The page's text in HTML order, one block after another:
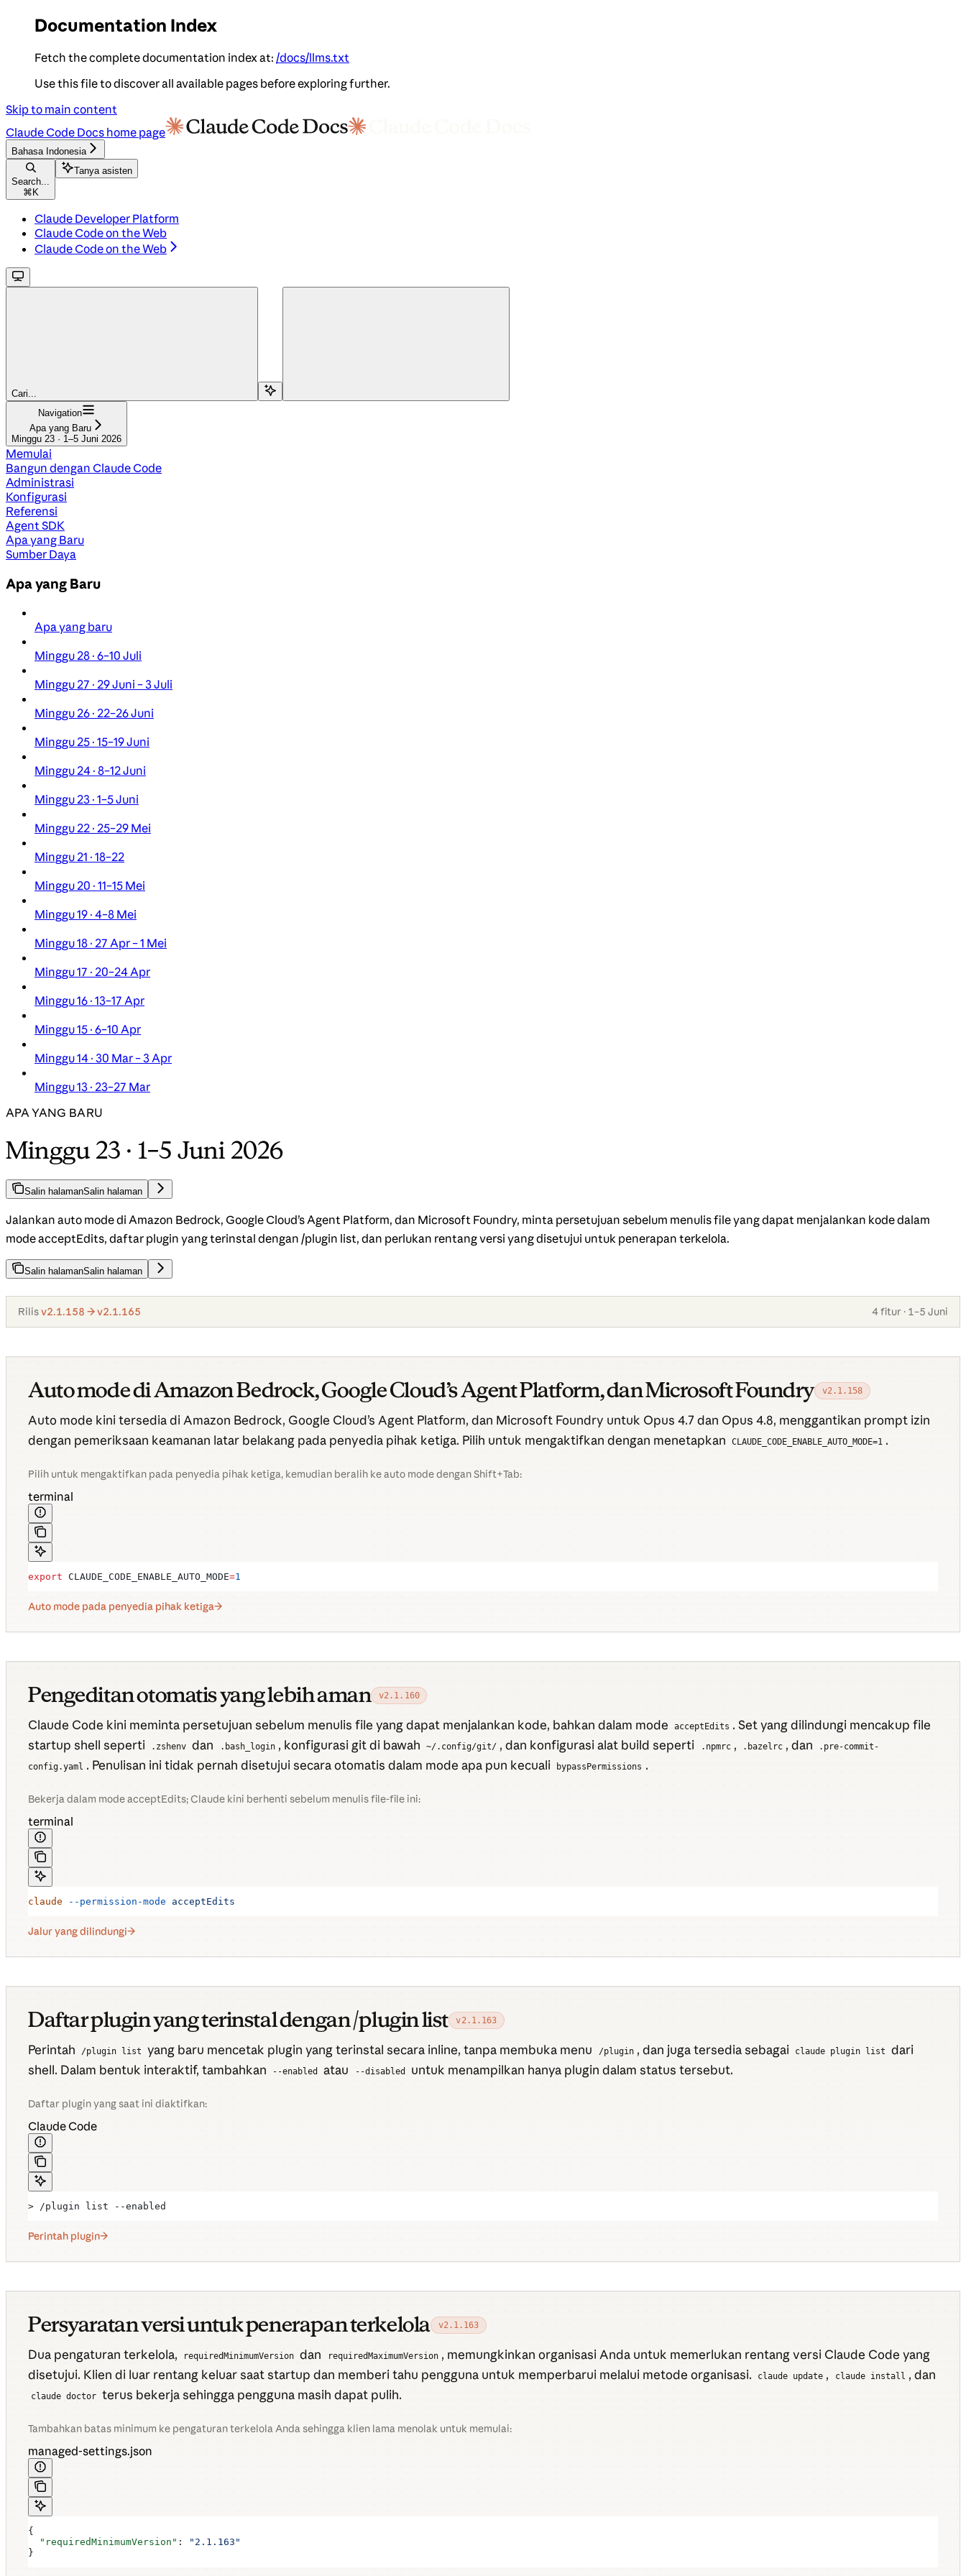
Documentation Index
Fetch the complete documentation index at: /docs/llms.txt
Use this file to discover all available pages before exploring further.
Skip to main content
Claude Code Docs home page
Bahasa Indonesia
Search...
⌘ K
Tanya asisten
Claude Developer Platform
Claude Code on the Web
Claude Code on the Web
Cari...
Navigation
Apa yang Baru
Minggu 23 · 1–5 Juni 2026
Memulai
Bangun dengan Claude Code
Administrasi
Konfigurasi
Referensi
Agent SDK
Apa yang Baru
Sumber Daya
Apa yang Baru
Apa yang baru
Minggu 28 · 6–10 Juli
Minggu 27 · 29 Juni – 3 Juli
Minggu 26 · 22–26 Juni
Minggu 25 · 15–19 Juni
Minggu 24 · 8–12 Juni
Minggu 23 · 1–5 Juni
Minggu 22 · 25–29 Mei
Minggu 21 · 18–22
Minggu 20 · 11–15 Mei
Minggu 19 · 4–8 Mei
Minggu 18 · 27 Apr – 1 Mei
Minggu 17 · 20–24 Apr
Minggu 16 · 13–17 Apr
Minggu 15 · 6–10 Apr
Minggu 14 · 30 Mar – 3 Apr
Minggu 13 · 23–27 Mar
APA YANG BARU
Minggu 23 · 1–5 Juni 2026
Salin halamanSalin halaman
Jalankan auto mode di Amazon Bedrock, Google Cloud’s Agent Platform, dan Microsoft Foundry, minta persetujuan sebelum menulis file yang dapat menjalankan kode dalam
mode acceptEdits, daftar plugin yang terinstal dengan /plugin list, dan perlukan rentang versi yang disetujui untuk penerapan terkelola.
Salin halamanSalin halaman
Rilisv2.1.158 → v2.1.165 4 fitur · 1–5 Juni
Auto mode di Amazon Bedrock, Google Cloud’s Agent Platform, dan Microsoft Foundry v2.1.158
Auto mode kini tersedia di Amazon Bedrock, Google Cloud’s Agent Platform, dan Microsoft Foundry untuk Opus 4.7 dan Opus 4.8, menggantikan prompt izin
dengan pemeriksaan keamanan latar belakang pada penyedia pihak ketiga. Pilih untuk mengaktifkan dengan menetapkan
CLAUDE_CODE_ENABLE_AUTO_MODE=1 .
Pilih untuk mengaktifkan pada penyedia pihak ketiga, kemudian beralih ke auto mode dengan Shift+Tab:
terminal
export CLAUDE_CODE_ENABLE_AUTO_MODE=1
Auto mode pada penyedia pihak ketiga
Pengeditan otomatis yang lebih aman v2.1.160
Claude Code kini meminta persetujuan sebelum menulis file yang dapat menjalankan kode, bahkan dalam mode acceptEdits . Set yang dilindungi mencakup file
startup shell seperti
.zshenv dan .bash_login , konfigurasi git di bawah ~/.config/git/ , dan konfigurasi alat build seperti .npmrc , .bazelrc , dan
.pre-commit-
config.yaml . Penulisan ini tidak pernah disetujui secara otomatis dalam mode apa pun kecuali bypassPermissions .
Bekerja dalam mode acceptEdits; Claude kini berhenti sebelum menulis file-file ini:
terminal
claude --permission-mode acceptEdits
Jalur yang dilindungi
Daftar plugin yang terinstal dengan /plugin list v2.1.163
Perintah /plugin list yang baru mencetak plugin yang terinstal secara inline, tanpa membuka menu /plugin , dan juga tersedia sebagai claude plugin list
dari
shell. Dalam bentuk interaktif, tambahkan
--enabled atau --disabled untuk menampilkan hanya plugin dalam status tersebut.
Daftar plugin yang saat ini diaktifkan:
Claude Code
> /plugin list --enabled
Perintah plugin
Persyaratan versi untuk penerapan terkelola v2.1.163
Dua pengaturan terkelola, requiredMinimumVersion dan requiredMaximumVersion , memungkinkan organisasi Anda untuk memerlukan rentang versi Claude Code yang
disetujui. Klien di luar rentang keluar saat startup dan memberi tahu pengguna untuk memperbarui melalui metode organisasi.
claude update , claude install , dan
claude doctor terus bekerja sehingga pengguna masih dapat pulih.
Tambahkan batas minimum ke pengaturan terkelola Anda sehingga klien lama menolak untuk memulai:
managed-settings.json
{
  "requiredMinimumVersion"
:
"2.1.163"
}